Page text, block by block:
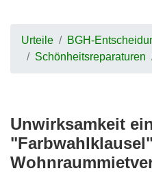
Urteile
BGH-
Schönheitsreparaturen
Unwirksamkeit